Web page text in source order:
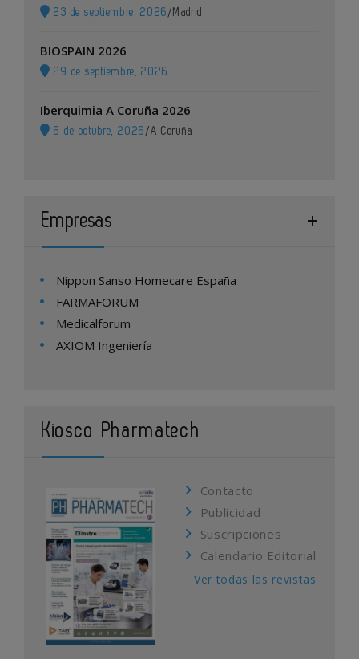
23 de septiembre, 2026 / Madrid
BIOSPAIN 2026
29 de septiembre, 2026
Iberquimia A Coruña 2026
6 de octubre, 2026 /A Coruña
Empresas
Nippon Sanso Homecare España
FARMAFORUM
Medicalforum
AXIOM Ingeniería
Kiosco Pharmatech
Contacto
Publicidad
Suscripciones
Calendario Editorial
Ver todas las revistas